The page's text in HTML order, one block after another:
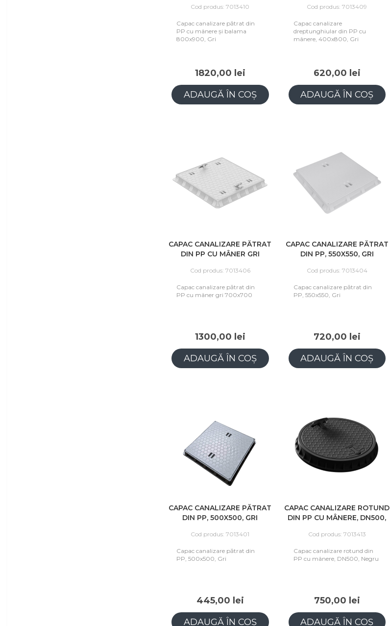
Cod produs: 7013410
Capac canalizare pătrat din
PP cu mânere și balama
800x900, Gri
1820,00 lei
ADAUGĂ ÎN COȘ
Cod produs: 7013409
Capac canalizare
dreptunghiular din PP cu
mânere, 400x800, Gri
620,00 lei
ADAUGĂ ÎN COȘ
CAPAC CANALIZARE PĂTRAT
DIN PP CU MÂNER GRI
Cod produs: 7013406
Capac canalizare pătrat din
PP cu mâner gri 700x700
1300,00 lei
ADAUGĂ ÎN COȘ
CAPAC CANALIZARE PĂTRAT
DIN PP, 550X550, GRI
Cod produs: 7013404
Capac canalizare pătrat din
PP, 550x550, Gri
720,00 lei
ADAUGĂ ÎN COȘ
CAPAC CANALIZARE PĂTRAT
DIN PP, 500X500, GRI
Cod produs: 7013401
Capac canalizare pătrat din
PP, 500x500, Gri
445,00 lei
ADAUGĂ ÎN COȘ
CAPAC CANALIZARE ROTUND
DIN PP CU MÂNERE, DN500,
Cod produs: 7013413
Capac canalizare rotund din
PP cu mânere, DN500, Negru
750,00 lei
ADAUGĂ ÎN COȘ